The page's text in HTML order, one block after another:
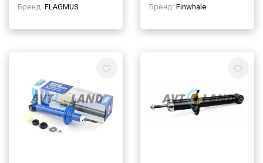
Бренд: FLAGMUS
Бренд: Finwhale